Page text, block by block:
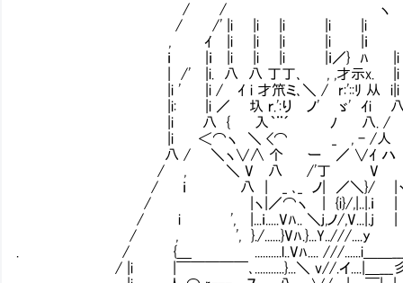
/ / ヽ
/ /' |i |i |i |i |i
, ｲ |i |i |i |i |ｉ
ｉ |ｉ |i |i |i |ｉ／} ﾊ |i
| /' |i. 八 八 丁丁､ , ,才示x. |i
|i ' |i / ｲ i 才笊ミ､＼ / r:'::ﾘ 从 i|i
|i: |i ／ 圦 ｒ.':り ノ' ゞ' ｲi
|i 八 { 入｀¨´ ﾉ 八. / ヽ ブラック
|i ＜⌒ヽ ＼ <⌒ _ , - /人
八 / ＼ヽ∨∧ 个 ー ／ ∨ｲ ハ 間久
/ , ＼ V 八 /'丁 V
/ ｉ 八 | _ ､_ ノ| ／＼}/ |ヽﾉ
/ |ヽ|／⌒ヽ | {i}/,|..|.ｉ | |
/ i ', |...ｉ.....Vﾊ.. ＼j,ノ/,V...|.j |
/ , ', }./......}Vﾊ.}...Y..///....y
. / {＿ Ⅵ..........l..Vﾊ.... ///......i＿＿___i
/ |i |￣￣￣￣￣､...........}...＼ v//.イ....|＿___